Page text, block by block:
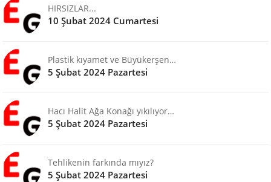
HIRSIZLAR...
10 Şubat 2024 Cumartesi
Plastik kıyamet ve Büyükerşen…
5 Şubat 2024 Pazartesi
Hacı Halit Ağa Konağı yıkılıyor…
5 Şubat 2024 Pazartesi
Tehlikenin farkında mıyız?
5 Şubat 2024 Pazartesi